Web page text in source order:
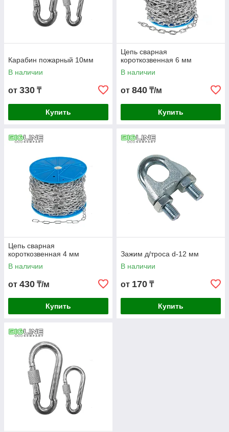
Карабин пожарный 10мм
В наличии
от 330 ₸
Купить
Цепь сварная
короткозвенная 6 мм
В наличии
от 840 ₸/м
Купить
Цепь сварная
короткозвенная 4 мм
В наличии
от 430 ₸/м
Купить
Зажим д/троса d-12 мм
В наличии
от 170 ₸
Купить